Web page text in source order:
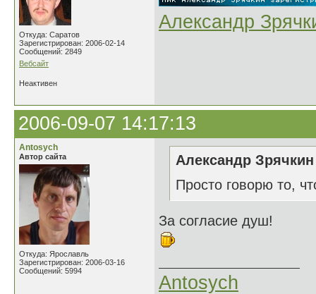
Откуда: Саратов
Зарегистрирован: 2006-02-14
Сообщений: 2849
Вебсайт
Александр
Неактивен
2006-09-07 14:17:13
Antosych
Автор сайта
Откуда: Ярославль
Зарегистрирован: 2006-03-16
Сообщений: 5994
Александр
Просто говорю то,
За согласие душ!
Antosych